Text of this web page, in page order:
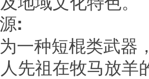
:
一种短棍类武器
先祖在牧马放羊